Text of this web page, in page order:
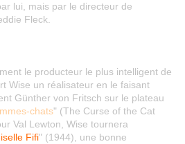
lui, mais par le directeur de
Fleck.
le producteur le plus intelligent de
Wise un réalisateur en le faisant
Günther von Fritsch sur le plateau
chats" (The Curse of the Cat
Val Lewton, Wise tournera
Fifi" (1944), une bonne